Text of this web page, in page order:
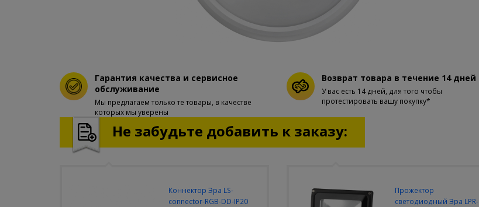
Гарантия качества и сервисное
обслуживание
Мы предлагаем только те товары, в качестве
которых мы уверены
Возврат товара в течение 14 дней
У вас есть 14 дней, для того чтобы
протестировать вашу покупку*
Не забудьте добавить к заказу:
Коннектор Эра LS-
connector-RGB-DD-IP20
Прожектор
светодиодный Эра LPR-